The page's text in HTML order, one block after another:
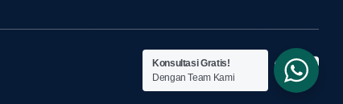
Konsultasi Gratis!
Dengan Team Kami